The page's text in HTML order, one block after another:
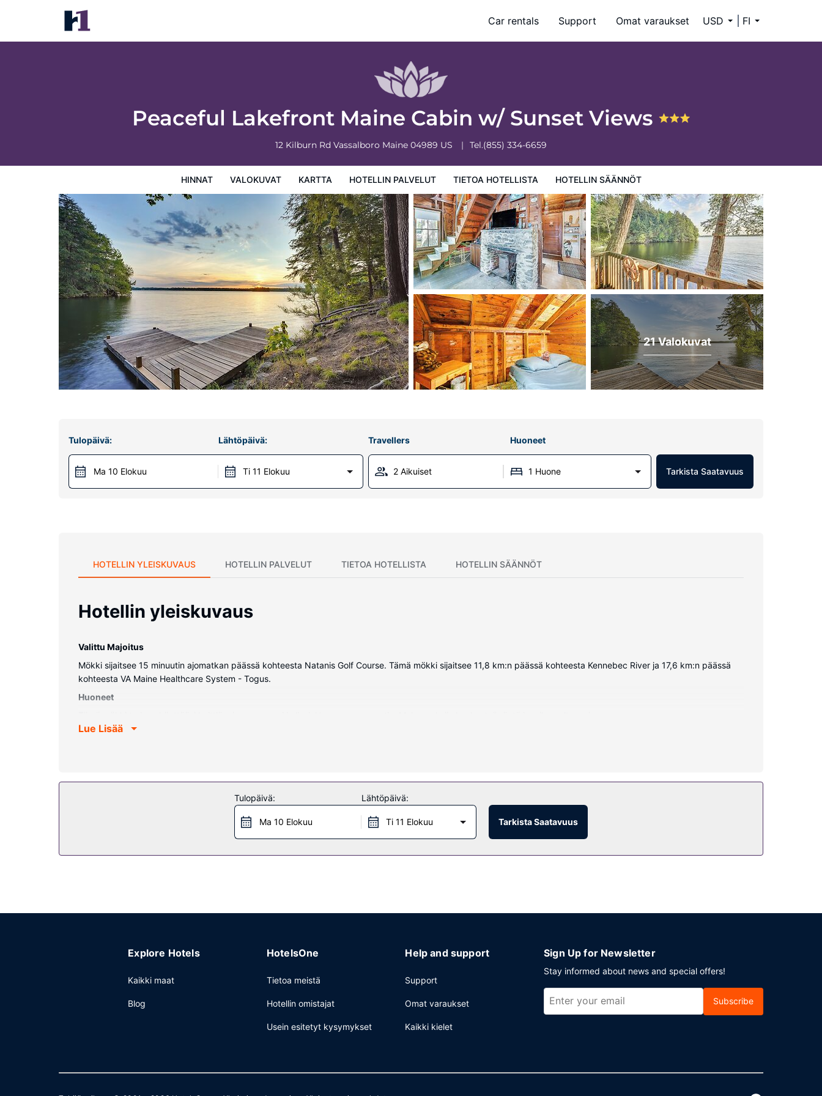
Car rentals Support Omat varaukset USD FI
Peaceful Lakefront Maine Cabin w/ Sunset Views
12 Kilburn Rd Vassalboro Maine 04989 US Tel.(855) 334-6659
HINNAT VALOKUVAT KARTTA HOTELLIN PALVELUT TIETOA HOTELLISTA HOTELLIN SÄÄNNÖT
Peaceful Lakefront Maine Cabin w/ Sunset Views
Hinnat
21 Valokuvat
Tulopäivä:
Ma 10 Elokuu
Lähtöpäivä:
Ti 11 Elokuu
Travellers Huoneet
2 Aikuiset 1 Huone Tarkista Saatavuus
HOTELLIN YLEISKUVAUS HOTELLIN PALVELUT TIETOA HOTELLISTA HOTELLIN SÄÄNNÖT
Hotellin yleiskuvaus
Valittu Majoitus
Mökki sijaitsee 15 minuutin ajomatkan päässä kohteesta Natanis Golf Course. Tämä mökki sijaitsee 11,8 km:n päässä kohteesta Kennebec River ja 17,6 km:n päässä
kohteesta VA Maine Healthcare System - Togus.
Huoneet
Kiinteistön miellyttävyys
Lue Lisää
Tulopäivä:
Ma 10 Elokuu
Lähtöpäivä:
Ti 11 Elokuu Tarkista Saatavuus
Explore Hotels
Kaikki maat
Blog
HotelsOne
Tietoa meistä
Hotellin omistajat
Usein esitetyt kysymykset
Help and support
Support
Omat varaukset
Kaikki kielet
Sign Up for Newsletter
Stay informed about news and special offers!
Subscribe